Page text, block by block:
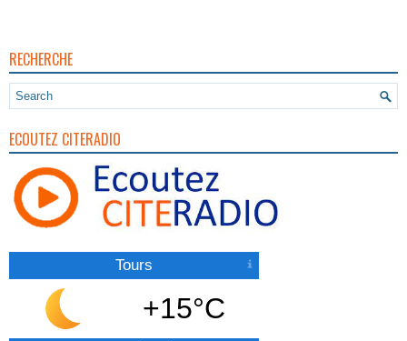
RECHERCHE
ECOUTEZ CITERADIO
Tours
+15°C